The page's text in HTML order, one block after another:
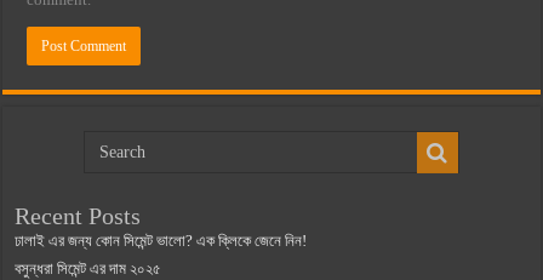
Recent Posts
ঢালাই এর জন্য কোন সিমেন্ট ভালো? এক ক্লিকে জেনে নিন!
বসুন্ধরা সিমেন্ট এর দাম ২০২৫